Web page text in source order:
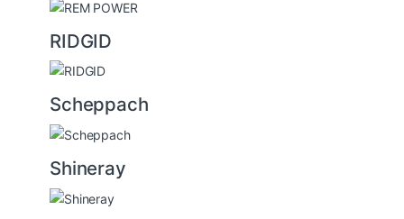
RIDGID
Scheppach
Shineray